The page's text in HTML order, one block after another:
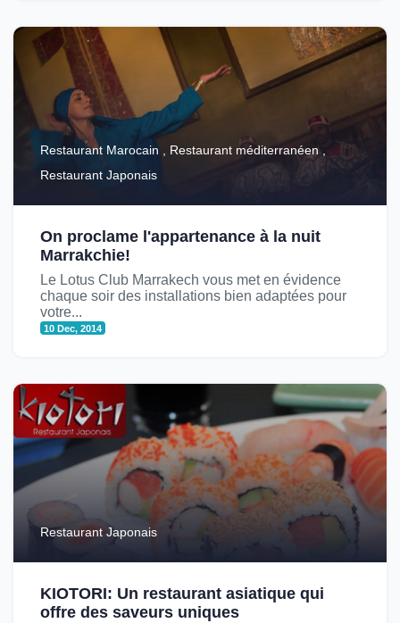
Restaurant Marocain , Restaurant méditerranéen ,
Restaurant Japonais
On proclame l'appartenance à la nuit
Marrakchie!
Le Lotus Club Marrakech vous met en évidence
chaque soir des installations bien adaptées pour
votre...
10 Dec, 2014
Restaurant Japonais
KIOTORI: Un restaurant asiatique qui
offre des saveurs uniques